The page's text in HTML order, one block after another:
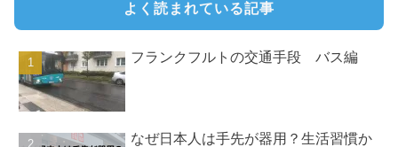
よく読まれている記事
フランクフルトの交通手段 バス編
なぜ日本人は手先が器用？生活習慣か